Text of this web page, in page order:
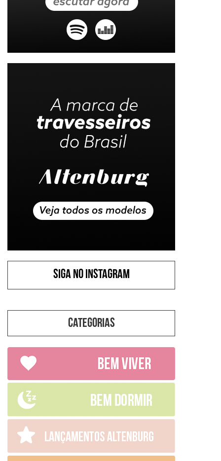
SIGA NO INSTAGRAM
Categorias